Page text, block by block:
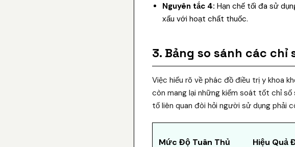
Nguyên tắc 4: Hạn chế tối đa sử
xấu với hoạt chất thuốc.
3. Bảng so sánh các
Việc hiểu rõ về phác đồ điều trị y khoa
còn mang lại những kiểm soát tốt chỉ
tố liên quan đòi hỏi người sử dụng phải
Mức Độ Tuân Thủ Hiệu Quả